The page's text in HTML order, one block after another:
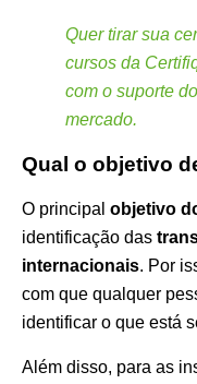
Quer tirar sua
cursos da
com o suporte
mercado.
Qual o objetivo
O principal objetivo
identificação das
internacionais. Por
com que qualquer
identificar o que está
Além disso, para as